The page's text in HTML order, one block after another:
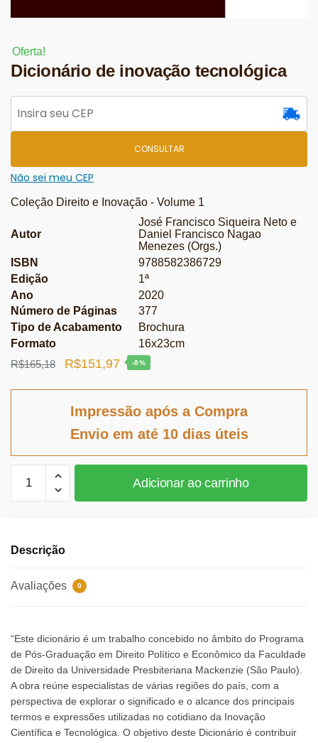
Oferta!
Dicionário de inovação tecnológica
CONSULTAR
Não sei meu CEP
Coleção Direito e Inovação - Volume 1
Autor
José Francisco Siqueira Neto e
Daniel Francisco Nagao
Menezes (Orgs.)
ISBN
9788582386729
Edição
1ª
Ano
2020
Número de Páginas
377
Tipo de Acabamento
Brochura
Formato
16x23cm
R$165,18
O
original
R$151,97O
atual
-8%
Impressão após a Compra
Envio em até 10 dias úteis
Adicionar ao carrinho
Descrição
Avaliações 0
“Este dicionário é um trabalho concebido no âmbito do Programa
de Pós-Graduação em Direito Político e Econômico da Faculdade
de Direito da Universidade Presbiteriana Mackenzie (São Paulo).
A obra reúne especialistas de várias regiões do país, com a
perspectiva de explorar o significado e o alcance dos principais
termos e expressões utilizadas no cotidiano da Inovação
Científica e Tecnológica. O objetivo deste Dicionário é contribuir